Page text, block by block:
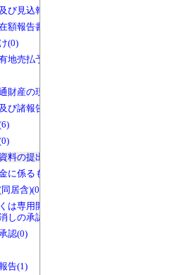
び見込報告書(0)
額報告書(1)
(0)
地売払予定調(0)
財産の現況調査(0)
び諸報告(286)
料の提出(3)
に係るもの(0)
居含)(0)
は専用開始の延期の
しの承認(0)
認(0)
告(1)